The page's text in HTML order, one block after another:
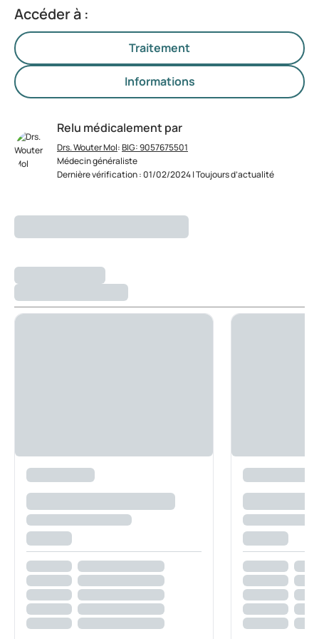
Accéder à :
Traitement
Informations
Relu médicalement par
Drs. Wouter Mol:BIG: 9057675501
Médecin généraliste
Dernière vérification : 01/02/2024 | Toujours d’actualité